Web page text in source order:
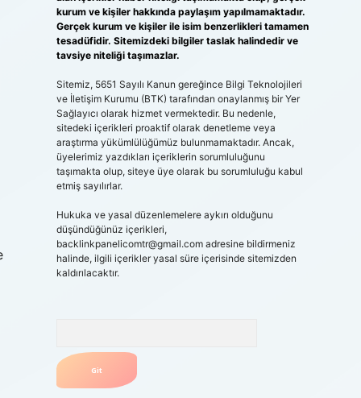
kurum ve kişiler hakkında paylaşım yapılmamaktadır.
Gerçek kurum ve kişiler ile isim benzerlikleri tamamen
tesadüfidir. Sitemizdeki bilgiler taslak halindedir ve
tavsiye niteliği taşımazlar.
Sitemiz, 5651 Sayılı Kanun gereğince Bilgi Teknolojileri
ve İletişim Kurumu (BTK) tarafından onaylanmış bir Yer
Sağlayıcı olarak hizmet vermektedir. Bu nedenle,
sitedeki içerikleri proaktif olarak denetleme veya
araştırma yükümlülüğümüz bulunmamaktadır. Ancak,
üyelerimiz yazdıkları içeriklerin sorumluluğunu
taşımakta olup, siteye üye olarak bu sorumluluğu kabul
etmiş sayılırlar.
Hukuka ve yasal düzenlemelere aykırı olduğunu
düşündüğünüz içerikleri,
backlinkpanelicomtr@gmail.comadresine bildirmeniz
halinde, ilgili içerikler yasal süre içerisinde sitemizden
kaldırılacaktır.